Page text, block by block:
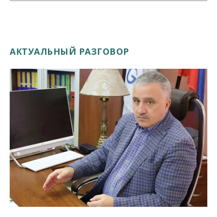
АКТУАЛЬНЫЙ РАЗГОВОР